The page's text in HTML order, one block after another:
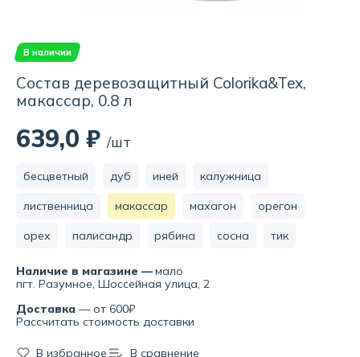
В наличии
Состав деревозащитный Colorika&Tex,
макассар, 0.8 л
639,0 ₽ /шт
бесцветный дуб иней калужница
лиственница макассар махагон орегон
орех палисандр рябина сосна тик
Наличие в магазине —мало
пгт. Разумное, Шоссейная улица, 2
Доставка — от 600₽
Рассчитать стоимость доставки
В избранное В сравнение